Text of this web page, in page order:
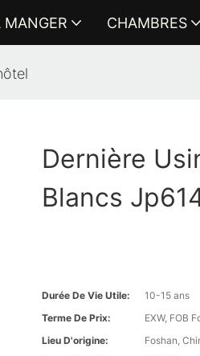
MANGER CHAMBRES
Dernière
Blancs
Durée De Vie Utile:
10-15 ans
Terme De Prix:
EXW, FOB
Lieu D'origine:
Foshan,